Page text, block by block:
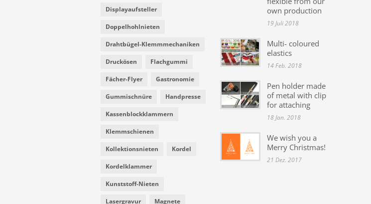
Displayaufsteller
Doppelhohlnieten
Drahtbügel-Klemmmechaniken
Druckösen Flachgummi
Fächer-Flyer Gastronomie
Gummischnüre Handpresse
Kassenblockklammern
Klemmschienen
Kollektionsnieten Kordel
Kordelklammer
Kunststoff-Nieten
Lasergravur Magnete
own production
19 Juli 2018
Multi- coloured
elastics
14 Feb. 2018
Pen holder made
of metal with clip
for attaching
18 Jan. 2018
We wish you a
Merry Christmas!
21 Dez. 2017